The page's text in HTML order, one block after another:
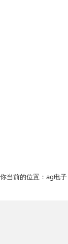
你当前的位置： ag电子